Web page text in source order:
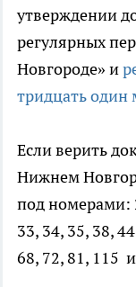
утверждении
регулярных
Новгороде» и
тридцать один
Если верить
Нижнем
под номерами:
33, 34, 35, 38,
68, 72, 81, 115